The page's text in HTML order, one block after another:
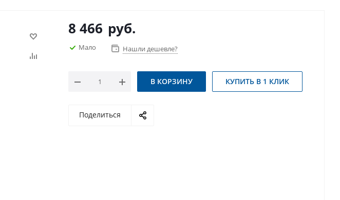
8 466 руб.
Мало Нашли дешевле?
В КОРЗИНУ КУПИТЬ В 1 КЛИК
Поделиться